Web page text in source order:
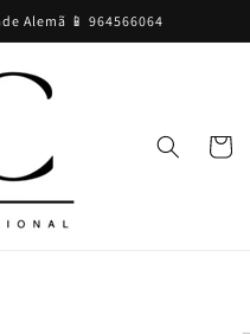
Alemã 📱 964566064